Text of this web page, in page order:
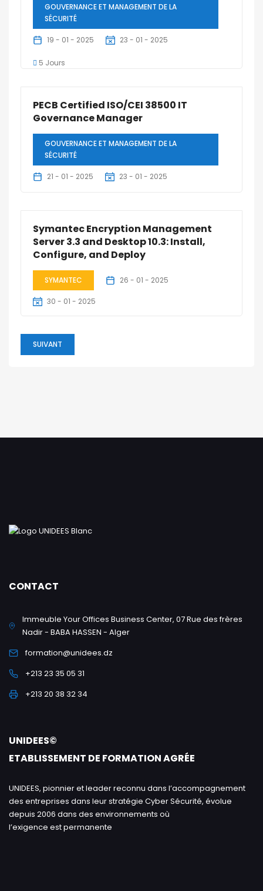
GOUVERNANCE ET MANAGEMENT DE LA
SÉCURITÉ
19 - 01 - 2025 23 - 01 - 2025
5 Jours
PECB Certified ISO/CEI 38500 IT
Governance Manager
GOUVERNANCE ET MANAGEMENT DE LA
SÉCURITÉ
21 - 01 - 2025 23 - 01 - 2025
Symantec Encryption Management
Server 3.3 and Desktop 10.3: Install,
Configure, and Deploy
SYMANTEC 26 - 01 - 2025
30 - 01 - 2025
SUIVANT
CONTACT
Immeuble Your Offices Business Center, 07 Rue des frères
Nadir - BABA HASSEN - Alger
formation@unidees.dz
+213 23 35 05 31
+213 20 38 32 34
UNIDEES©
ETABLISSEMENT DE FORMATION AGRÉE
UNIDEES, pionnier et leader reconnu dans l’accompagnement
des entreprises dans leur stratégie Cyber Sécurité, évolue
depuis 2006 dans des environnements où
l’exigence est permanente